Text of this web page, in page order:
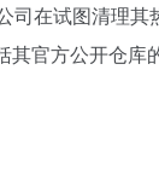
司在试图清理其
官方公开仓库